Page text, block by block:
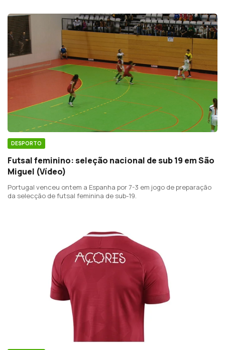
DESPORTO
Futsal feminino: seleção nacional de sub 19 em São
Miguel (Vídeo)
Portugal venceu ontem a Espanha por 7-3 em jogo de preparação
da selecção de futsal feminina de sub-19.